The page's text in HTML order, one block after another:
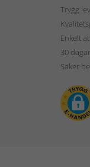
Trygg
Enkelt
30
Säker